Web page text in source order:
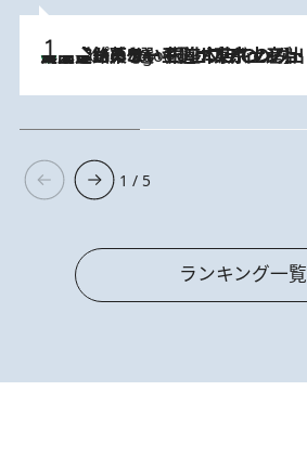
6 Hours Ago
【間違いのない王道・東京土産】資生堂パーラー 銀座本店でのみ出会える銘菓5選《極上プディング・濃厚チーズケーキ・ボンボンショコラほか》
1 / 5
ランキング一覧